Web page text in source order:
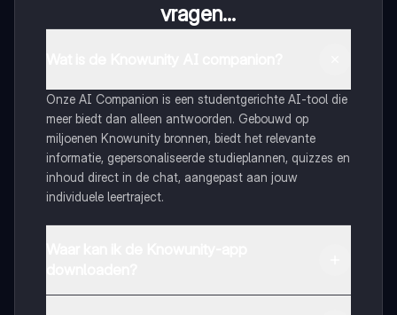
vragen...
Onze AI Companion is een studentgerichte AI-tool die
meer biedt dan alleen antwoorden. Gebouwd op
miljoenen Knowunity bronnen, biedt het relevante
informatie, gepersonaliseerde studieplannen, quizzes en
inhoud direct in de chat, aangepast aan jouw
individuele leertraject.